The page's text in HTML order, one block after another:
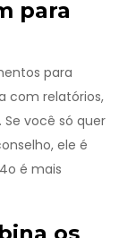
para
para
com relatórios,
você só quer
ele é
é mais